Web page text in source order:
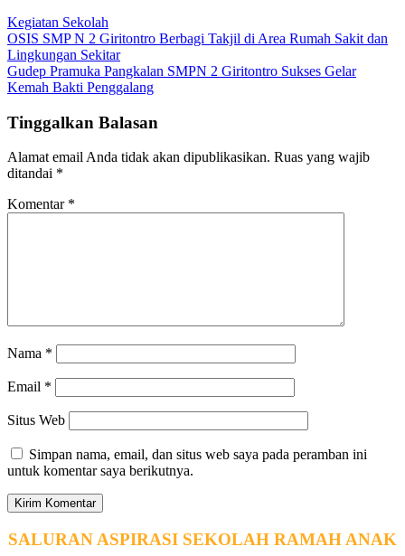
Kegiatan Sekolah
Navigasi
pos
OSIS SMP N 2 Giritontro Berbagi Takjil di Area Rumah Sakit dan
Lingkungan Sekitar
Gudep Pramuka Pangkalan SMPN 2 Giritontro Sukses Gelar
Kemah Bakti Penggalang
Tinggalkan Balasan
Alamat email Anda tidak akan dipublikasikan. Ruas yang wajib
ditandai *
Komentar *
Nama *
Email *
Situs Web
Simpan nama, email, dan situs web saya pada peramban ini
untuk komentar saya berikutnya.
SALURAN ASPIRASI SEKOLAH RAMAH ANAK